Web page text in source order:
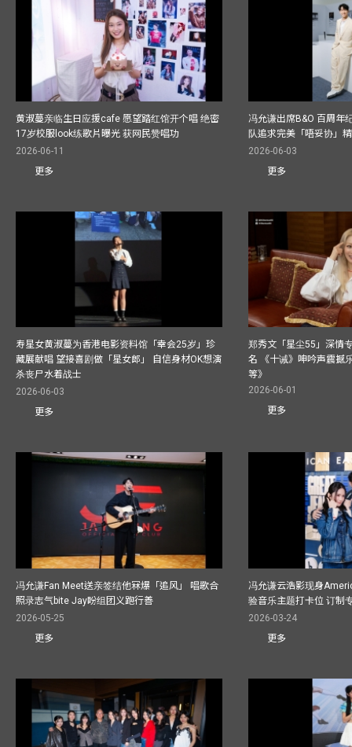
黄淑蔓亲临生日应援cafe 愿望踏红馆开个唱 绝密
17岁校服look练歌片曝光 获网民赞唱功
2026-06-11
更多
冯允谦出席B&O 百周年
队追求完美「唔妥协」
2026-06-03
更多
寿星女黄淑蔓为香港电影资料馆「幸会25岁」珍
藏展献唱 望接喜剧做「星女郎」 自信身材OK想演
杀丧尸水着战士
2026-06-03
更多
郑秀文「星尘55」深情
名 《十诫》呻吟声震撼
等》
2026-06-01
更多
冯允谦Fan Meet送亲签结他冧爆「追风」 唱歌合
照录志气bite Jay盼组团义跑行善
2026-05-25
更多
冯允谦云浩影现身
验音乐主题打卡位 订制
2026-03-24
更多